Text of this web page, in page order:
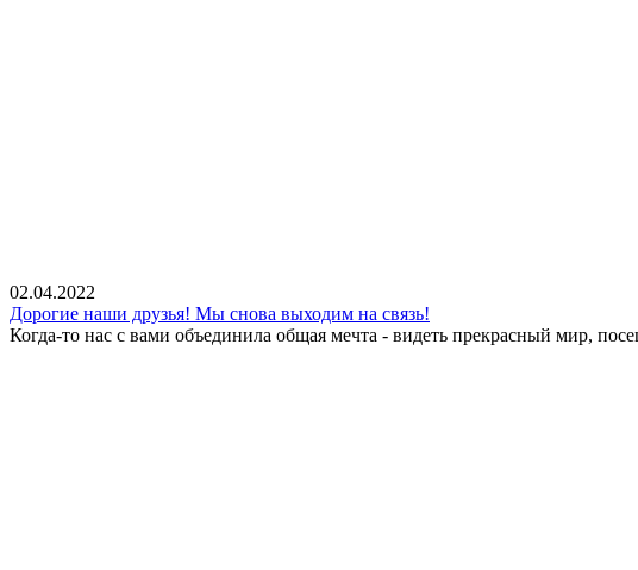
02.04.2022
Дорогие наши друзья! Мы снова выходим на связь!
Когда-то нас с вами объединила общая мечта - видеть прекрасный мир,